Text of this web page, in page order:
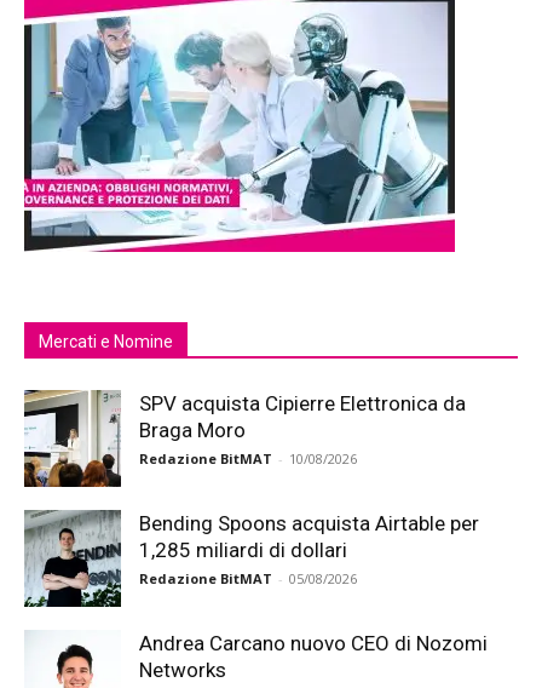
Mercati e Nomine
SPV acquista Cipierre Elettronica da
Braga Moro
Redazione BitMAT - 10/08/2026
Bending Spoons acquista Airtable per
1,285 miliardi di dollari
Redazione BitMAT - 05/08/2026
Andrea Carcano nuovo CEO di Nozomi
Networks